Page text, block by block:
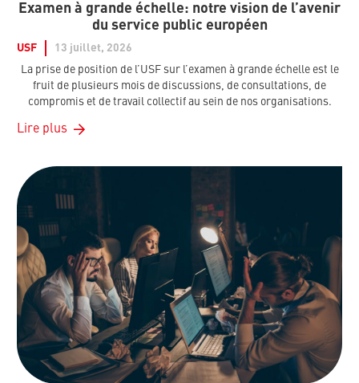
Examen à grande échelle: notre vision de l’avenir
du service public européen
USF
13 juillet, 2026
La prise de position de l’USF sur l’examen à grande échelle est le
fruit de plusieurs mois de discussions, de consultations, de
compromis et de travail collectif au sein de nos organisations.
Lire plus